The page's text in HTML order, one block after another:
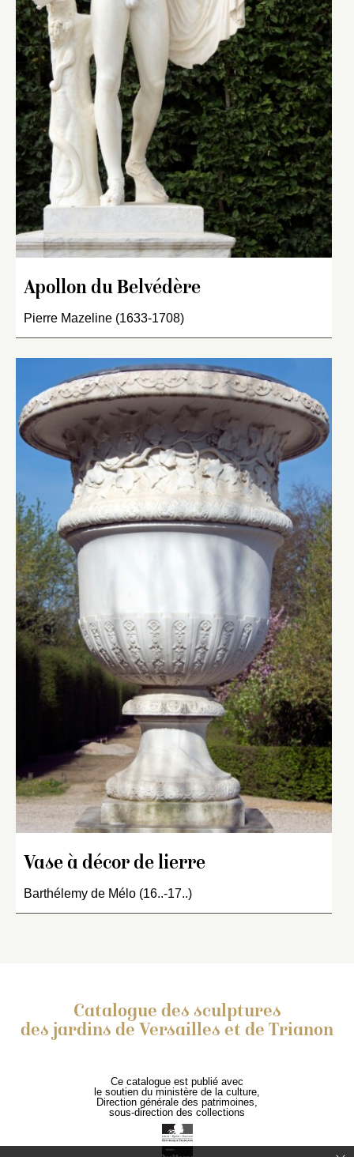
Apollon du Belvédère
Pierre Mazeline (1633-1708)
Vase à décor de lierre
Barthélemy de Mélo (16..-17..)
Catalogue des sculptures
des jardins de Versailles et de Trianon
Ce catalogue est publié avec
le soutien du ministère de la culture,
Direction générale des patrimoines,
sous-direction des collections